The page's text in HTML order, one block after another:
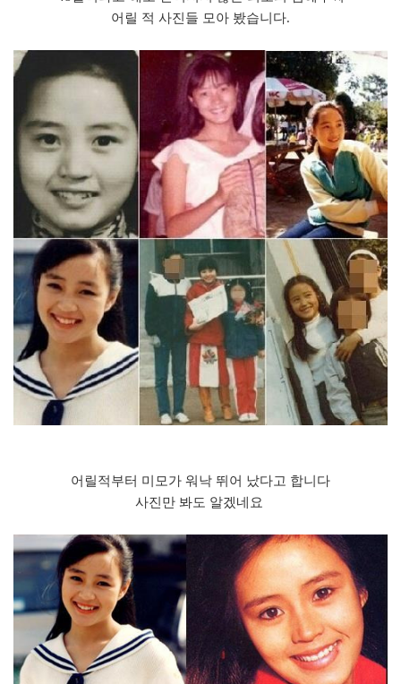
어릴 적 사진들 모아 봤습니다.
어릴적부터 미모가 워낙 뛰어 났다고 합니다
사진만 봐도 알겠네요